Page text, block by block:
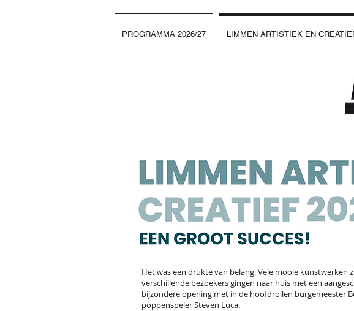
PROGRAMMA 2026/27 LIMMEN ARTISTIEK EN
Het was een drukte van belang. Vele mooie kunstwerken
verschillende bezoekers gingen naar huis met een
bijzondere opening met in de hoofdrollen burgemeester
poppenspeler Steven Luca.